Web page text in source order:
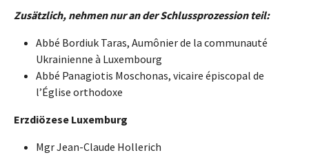
Zusätzlich, nehmen nur an der Schlussprozession teil:
Abbé Bordiuk Taras, Aumônier de la communauté
Ukrainienne à Luxembourg
Abbé Panagiotis Moschonas, vicaire épiscopal de
l’Église orthodoxe
Erzdiözese Luxemburg
Mgr Jean-Claude Hollerich